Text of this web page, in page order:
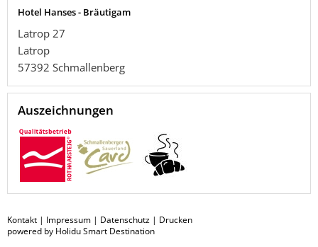
Hotel Hanses - Bräutigam
Latrop 27
Latrop
57392 Schmallenberg
Auszeichnungen
Kontakt | Impressum | Datenschutz | Drucken
powered by Holidu Smart Destination